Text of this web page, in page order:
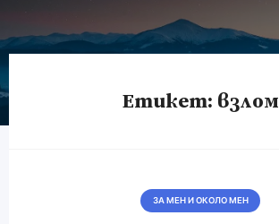
Етикет: взлом
ЗА МЕН И ОКОЛО МЕН